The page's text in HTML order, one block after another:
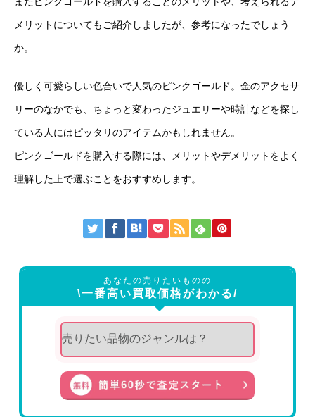
メリットについてもご紹介しましたが、参考になったでしょう
か。
優しく可愛らしい色合いで人気のピンクゴールド。金のアクセサ
リーのなかでも、ちょっと変わったジュエリーや時計などを探し
ている人にはピッタリのアイテムかもしれません。
ピンクゴールドを購入する際には、メリットやデメリットをよく
理解した上で選ぶことをおすすめします。
あなたの売りたいものの
\一番高い買取価格がわかる/